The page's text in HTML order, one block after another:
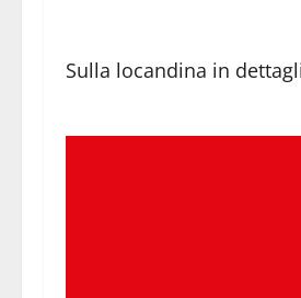
Sulla locandina in